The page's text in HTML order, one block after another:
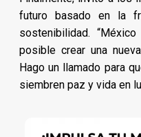
futuro basado en la
sostenibilidad.
posible crear una
Hago un llamado para
siembren paz y vida en